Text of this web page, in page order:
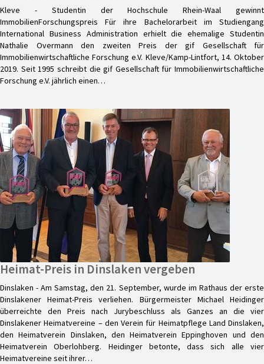
Kleve - Studentin der Hochschule Rhein-Waal gewinnt
ImmobilienForschungspreis Für ihre Bachelorarbeit im Studiengang
International Business Administration erhielt die ehemalige Studentin
Nathalie Overmann den zweiten Preis der gif Gesellschaft für
Immobilienwirtschaftliche Forschung e.V. Kleve/Kamp-Lintfort, 14. Oktober
2019. Seit 1995 schreibt die gif Gesellschaft für Immobilienwirtschaftliche
Forschung e.V. jährlich einen…
Heimat-Preis in Dinslaken vergeben
Dinslaken - Am Samstag, den 21. September, wurde im Rathaus der erste
Dinslakener Heimat-Preis verliehen. Bürgermeister Michael Heidinger
überreichte den Preis nach Jurybeschluss als Ganzes an die vier
Dinslakener Heimatvereine – den Verein für Heimatpflege Land Dinslaken,
den Heimatverein Dinslaken, den Heimatverein Eppinghoven und den
Heimatverein Oberlohberg. Heidinger betonte, dass sich alle vier
Heimatvereine seit ihrer…